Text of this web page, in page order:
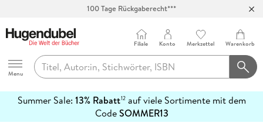
100 Tage Rückgaberecht***
Hugendubel
Menu
Filiale Konto Merkzettel Warenkorb
Summer Sale: 13% Rabatt12auf viele Sortimente mit dem
CodeSOMMER13